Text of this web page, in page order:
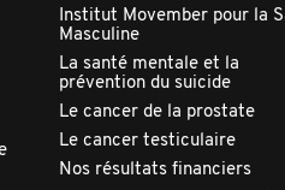
Institut Movember pour la
Masculine
La santé mentale et la
prévention du suicide
Le cancer de la prostate
Le cancer testiculaire
Nos résultats financiers